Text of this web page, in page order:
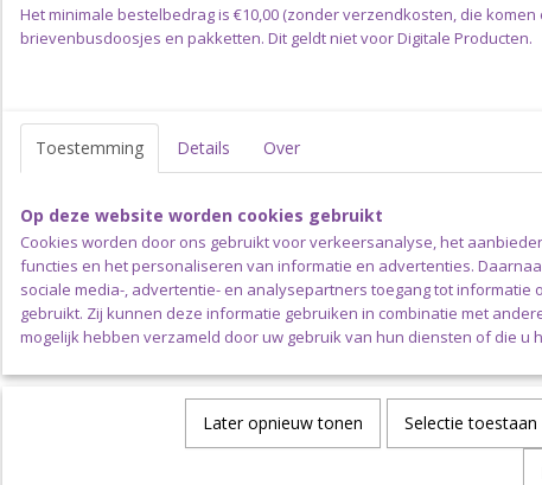
Met zo’n trendy label van imitatieleer geef je een
trui, vest, tas of zelfgemaakt cadeautje een
Er zijn verschillende teksten verkrijgbaar, zoals
mama, made by papa en made by oma. Het label
Verzending
Dit artikel kan via een brievenbus doosje
Let op: wordt jouw bestelling zwaarder dan 2kg
40,00 (exclusief verzendkosten) dan dien je te
Het minimale bestelbedrag is €10,00 (zonder verzendkosten, die komen
brievenbusdoosjes en pakketten. Dit geldt niet voor Digitale Producten.
Toestemming Details Over
Op deze website worden cookies gebruikt
Cookies worden door ons gebruikt voor verkeersanalyse, het
functies en het personaliseren van informatie en advertenties.
sociale media-, advertentie- en analysepartners toegang tot informatie
gebruikt. Zij kunnen deze informatie gebruiken in combinatie met
mogelijk hebben verzameld door uw gebruik van hun diensten of die u
Later opnieuw tonen Selectie toestaan